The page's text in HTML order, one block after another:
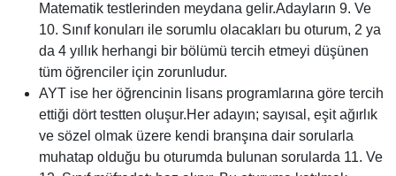
Matematik testlerinden meydana gelir.Adayların 9. Ve
10. Sınıf konuları ile sorumlu olacakları bu oturum, 2 ya
da 4 yıllık herhangi bir bölümü tercih etmeyi düşünen
tüm öğrenciler için zorunludur.
AYT ise her öğrencinin lisans programlarına göre tercih
ettiği dört testten oluşur.Her adayın; sayısal, eşit ağırlık
ve sözel olmak üzere kendi branşına dair sorularla
muhatap olduğu bu oturumda bulunan sorularda 11. Ve